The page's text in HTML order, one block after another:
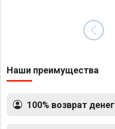
Наши преимущества
100% возврат денег